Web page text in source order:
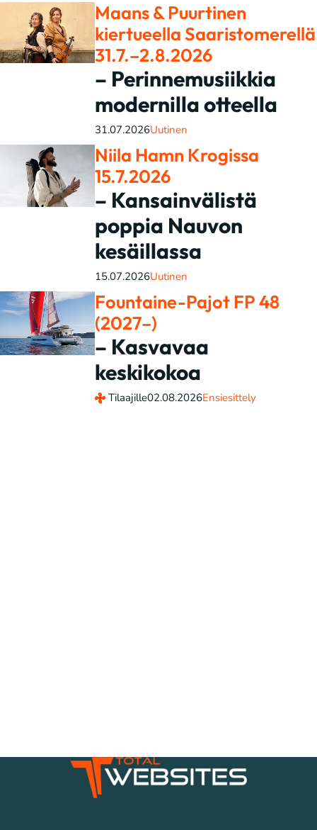
Maans & Puurtinen
kiertueella Saaristomerellä
31.7.–2.8.2026
– Perinnemusiikkia
modernilla otteella
31.07.2026Uutinen
Niila Hamn Krogissa
15.7.2026
– Kansainvälistä
poppia Nauvon
kesäillassa
15.07.2026Uutinen
Fountaine-Pajot FP 48
(2027–)
– Kasvavaa
keskikokoa
Tilaajille02.08.2026Ensiesittely